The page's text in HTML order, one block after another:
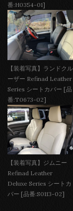
番:H0354-01]
【装着写真】ランドクル
ーザー Refinad Leather
Series シートカバー [品
番:T0673-02]
【装着写真】ジムニー
Refinad Leather
Deluxe Series シートカ
バー [品番:S0113-02]